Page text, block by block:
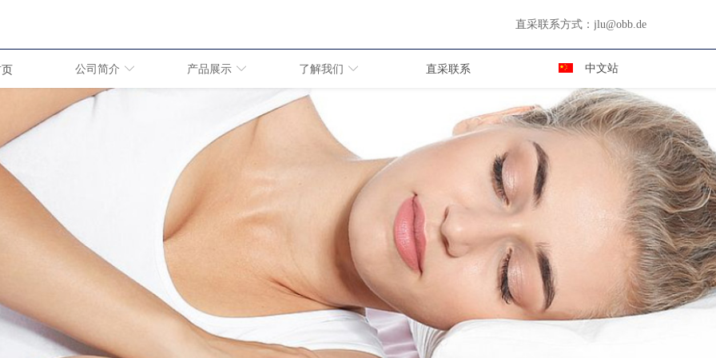
公司简介 产品展示 了解我们
直采联系方式： jlu@obb.de
中文站
直采联系